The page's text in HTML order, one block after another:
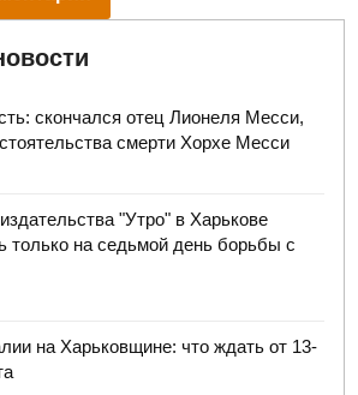
скончался отец Лионеля Месси,
смерти Хорхе Месси
"Утро" в Харькове
только на седьмой день борьбы с
на Харьковщине: что ждать от 13-